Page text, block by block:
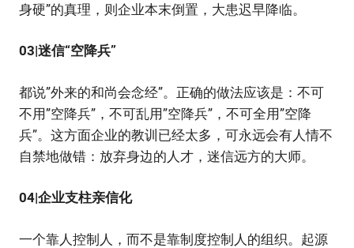
身硬”的真理，则企业本末倒置，大患迟早降临。
03|迷信“空降兵”
都说”外来的和尚会念经”。正确的做法应该是：不可
不用”空降兵”，不可乱用”空降兵”，不可全用”空降
兵”。这方面企业的教训已经太多，可永远会有人情不
自禁地做错：放弃身边的人才，迷信远方的大师。
04|企业支柱亲信化
一个靠人控制人，而不是靠制度控制人的组织。起源